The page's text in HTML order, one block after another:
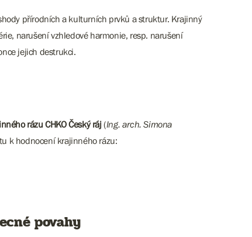
přírodních a kulturních prvků a struktur. Krajinný
narušení vzhledové harmonie, resp. narušení
jejich destrukci.
rázu CHKO Český ráj(Ing. arch. Simona
k hodnocení krajinného rázu:
povahy